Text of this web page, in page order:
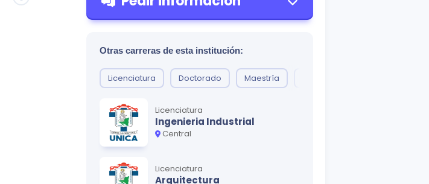
Otras carreras de esta institución:
Licenciatura Doctorado Maestría
Licenciatura
Ingenieria Industrial
Central
Licenciatura
Arquitectura